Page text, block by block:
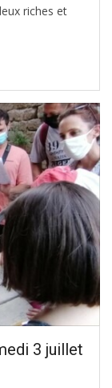
riches et
3 juillet